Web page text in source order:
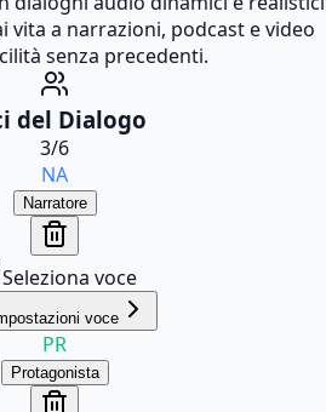
vita a narrazioni, podcast e video
senza precedenti.
del Dialogo
3/6
NA
Narratore
Seleziona voce
voce
PR
Protagonista